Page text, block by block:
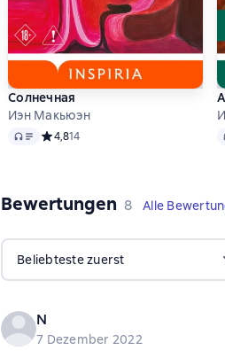
Солнечная
Иэн Макьюэн
Audio Средний рейтинг 4,8 на основе 14
4,814
Bewertungen 8
8 Alle
Beliebteste zuerst
N
7 Dezember 2022